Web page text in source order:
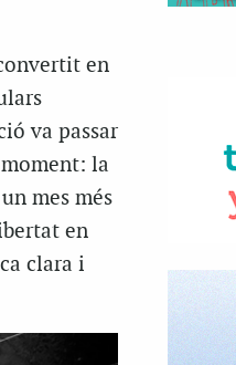
en
va passar
la
mes més
en
clara i